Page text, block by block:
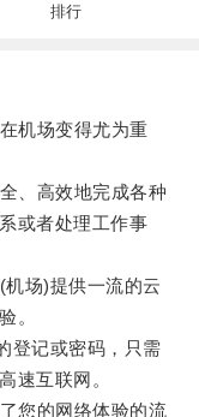
排行
机场变得尤为重
、高效地完成各种
或者处理工作事
场)提供一流的云
。
记或密码，只需
速互联网。
您的网络体验的流